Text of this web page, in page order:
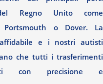
Regno Unito come
Portsmouth o Dover. La
e i nostri autisti
che tutti i trasferimenti
con precisione e